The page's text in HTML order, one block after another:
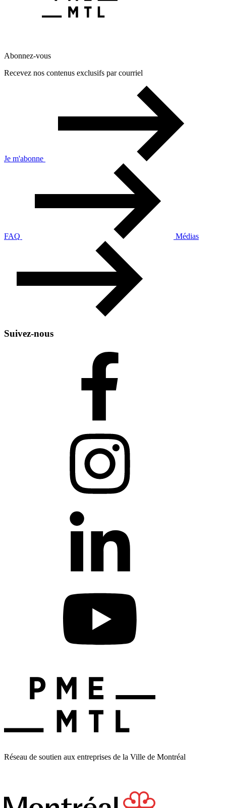
Abonnez-vous
Recevez nos contenus exclusifs par courriel
Je m'abonne
FAQ Médias
Suivez-nous
Réseau de soutien aux entreprises de la Ville de Montréal